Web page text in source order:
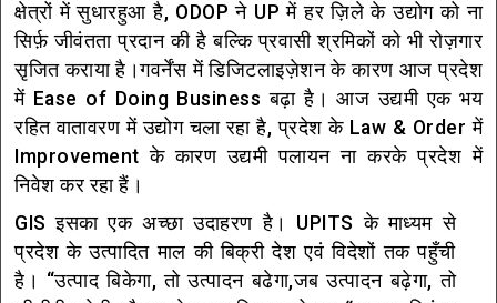
क्षेत्रों में सुधारहुआ है, ODOP ने UP में हर ज़िले के उद्योग को ना
सिर्फ़ जीवंतता प्रदान की है बल्कि प्रवासी श्रमिकों को भी रोज़गार
सृजित कराया है।गवर्नेंस में डिजिटलाइज़ेशन के कारण आज प्रदेश
में Ease of Doing Business बढ़ा है। आज उद्यमी एक भय
रहित वातावरण में उद्योग चला रहा है, प्रदेश के Law & Order में
Improvement के कारण उद्यमी पलायन ना करके प्रदेश में
निवेश कर रहा हैं।
GIS इसका एक अच्छा उदाहरण है। UPITS के माध्यम से
प्रदेश के उत्पादित माल की बिक्री देश एवं विदेशों तक पहुँची
है। “उत्पाद बिकेगा, तो उत्पादन बढेगा,जब उत्पादन बढ़ेगा, तो